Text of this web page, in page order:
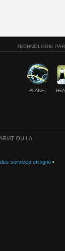
TECHNOLOGIE
OU LA
services en ligne